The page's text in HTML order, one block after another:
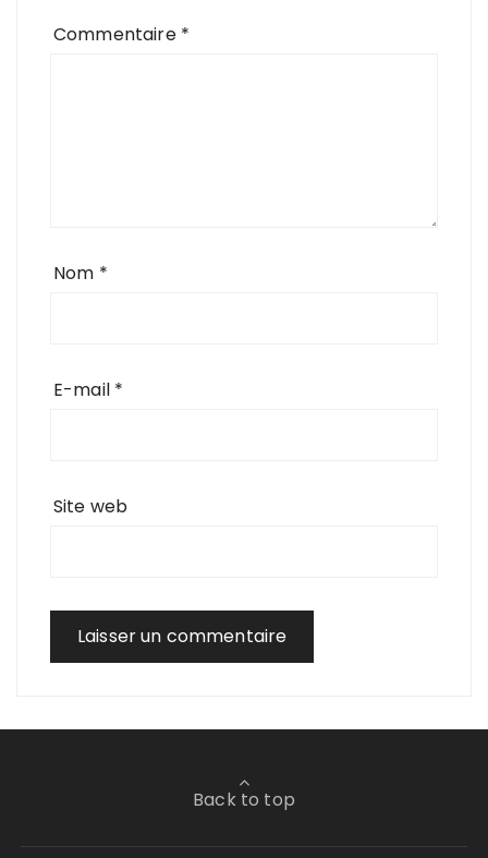
Commentaire *
Nom *
E-mail *
Site web
Back to top